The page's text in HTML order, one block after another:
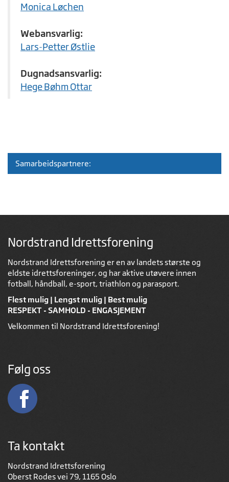
Monica Løchen
Webansvarlig:
Lars-Petter Østlie
Dugnadsansvarlig:
Hege Bøhm Ottar
Samarbeidspartnere:
Nordstrand Idrettsforening
Nordstrand Idrettsforening er en av landets største og
eldste idrettsforeninger, og har aktive utøvere innen
fotball, håndball, e-sport, triathlon og parasport.
Flest mulig | Lengst mulig | Best mulig
RESPEKT - SAMHOLD - ENGASJEMENT
Velkommen til Nordstrand Idrettsforening!
Følg oss
Ta kontakt
Nordstrand Idrettsforening
Oberst Rodes vei 79, 1165 Oslo